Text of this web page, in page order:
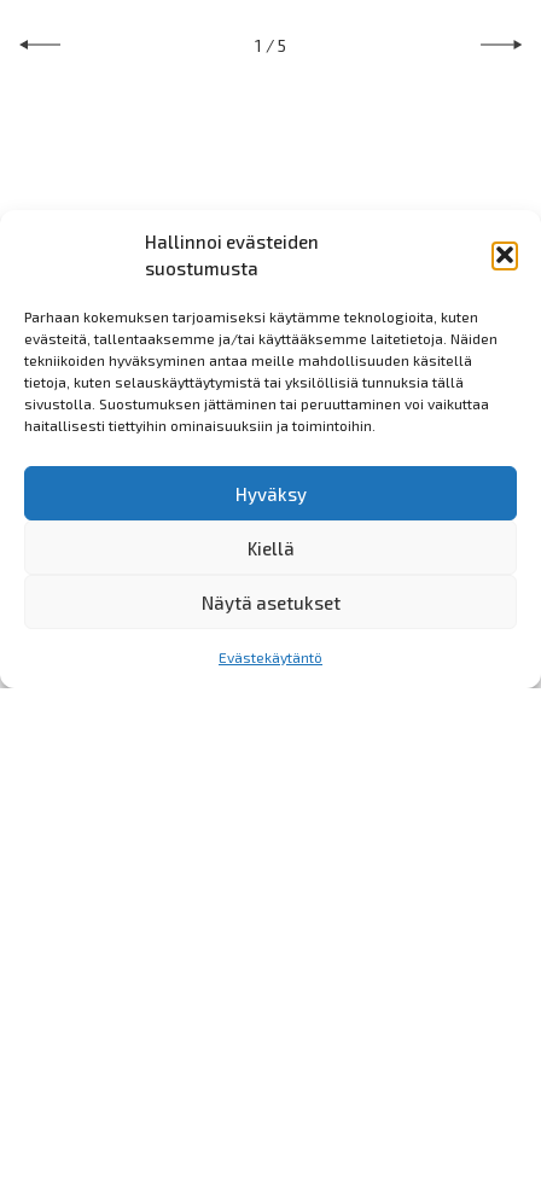
Hallinnoi evästeiden
suostumusta
Parhaan kokemuksen tarjoamiseksi käytämme teknologioita, kuten
evästeitä, tallentaaksemme ja/tai käyttääksemme laitetietoja. Näiden
tekniikoiden hyväksyminen antaa meille mahdollisuuden käsitellä
tietoja, kuten selauskäyttäytymistä tai yksilöllisiä tunnuksia tällä
sivustolla. Suostumuksen jättäminen tai peruuttaminen voi vaikuttaa
haitallisesti tiettyihin ominaisuuksiin ja toimintoihin.
Hyväksy
Kiellä
Näytä asetukset
Evästekäytäntö
1 /5